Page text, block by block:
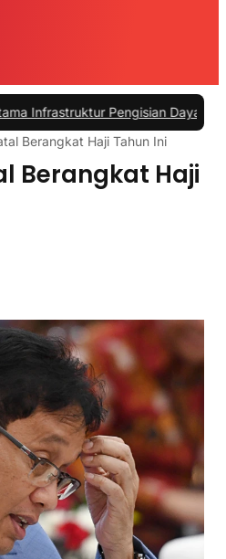
Pengisian Daya untuk Mobil
Berangkat Haji Tahun Ini
Berangkat Haji